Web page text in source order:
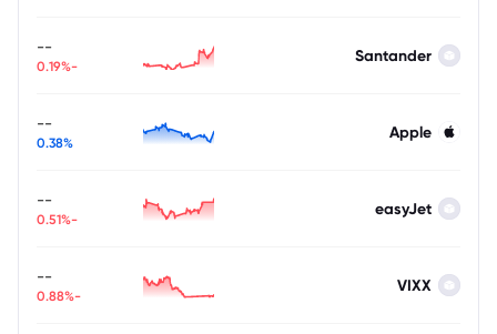
Santander
--
-0.19%
Apple
--
0.38%
easyJet
--
-0.51%
VIXX
--
-0.88%